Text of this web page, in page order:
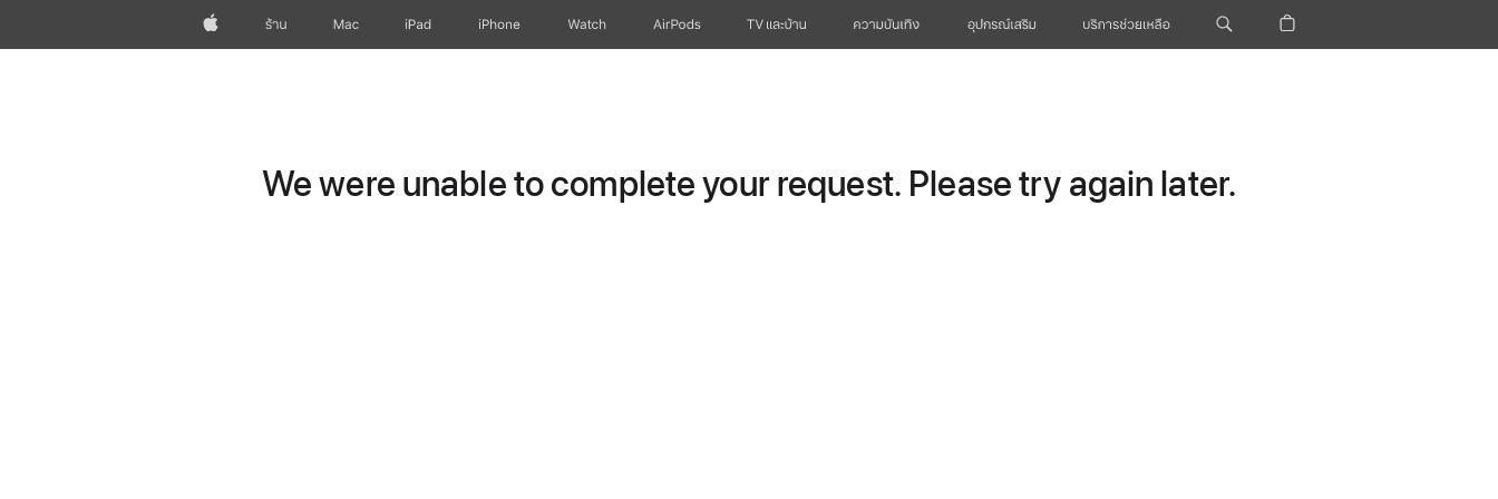
Appleร้าน Mac iPad iPhone Watch AirPods TV และบ้าน ความบันเทิง อุปกรณ์เสริม บริการช่วยเหลือ
We were unable to complete your request. Please try again later.